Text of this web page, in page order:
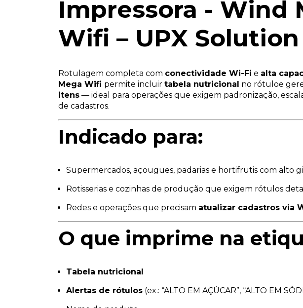
Impressora - Wind
Wifi – UPX Solution
Rotulagem completa com conectividade Wi-Fi e alta
Mega Wifi permite incluir tabela nutricional no rótuloe
itens — ideal para operações que exigem padronização,
de cadastros.
Indicado para:
Supermercados, açougues, padarias e hortifrutis com alto
Rotisserias e cozinhas de produção que exigem rótulos
Redes e operações que precisam atualizar cadastros via
O que imprime na
Tabela nutricional
Alertas de rótulos (ex.: “ALTO EM AÇÚCAR”, “ALTO EM